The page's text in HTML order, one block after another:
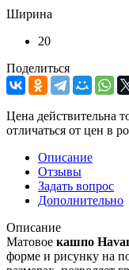
Ширина
20
Поделиться
Цена действительна
отличаться от цен в
Описание
Отзывы
Задать вопрос
Дополнительно
Описание
Матовое кашпо
форме и рисунку на